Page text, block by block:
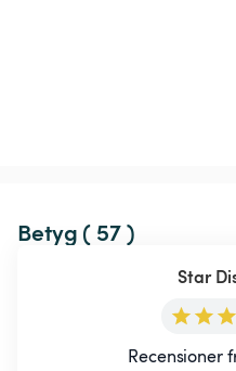
Betyg ( 57 )
Star
Recensioner